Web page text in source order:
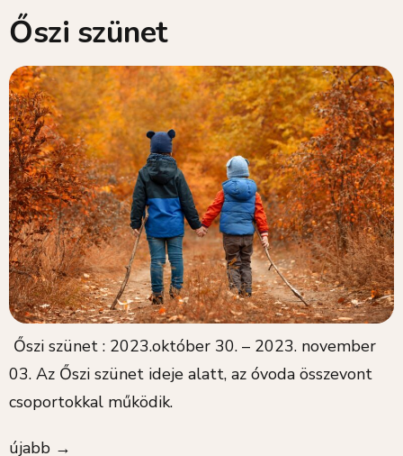
Őszi szünet
Őszi szünet : 2023.október 30. – 2023. november
03. Az Őszi szünet ideje alatt, az óvoda összevont
csoportokkal működik.
újabb →